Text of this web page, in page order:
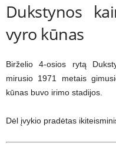
Dukstynos
vyro kūnas
Birželio 4-osios rytą
mirusio 1971 metais
kūnas buvo irimo stadijos.
Dėl įvykio pradėtas